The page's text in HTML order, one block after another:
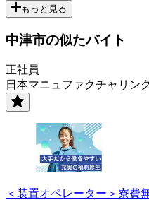
もっと見る
中津市の似たバイト
正社員
日本マニュファクチャリン
＜装置オペレーター＞寮費